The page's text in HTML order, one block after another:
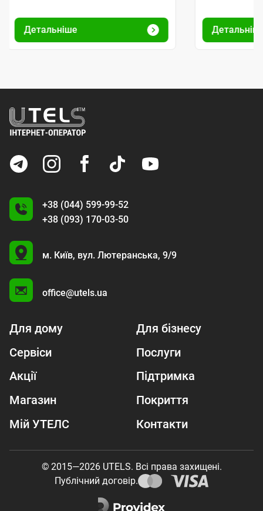
Детальніше
+38 (044) 599-99-52
+38 (093) 170-03-50
U
м. Київ, вул. Лютеранська, 9/9
office@utels.ua
Для дому
Для бізнесу
Сервіси
Послуги
Акції
Підтримка
Магазин
Покриття
Мій УТЕЛС
Контакти
© 2015—2026 UTELS. Всі права захищені.
Публічний договір.